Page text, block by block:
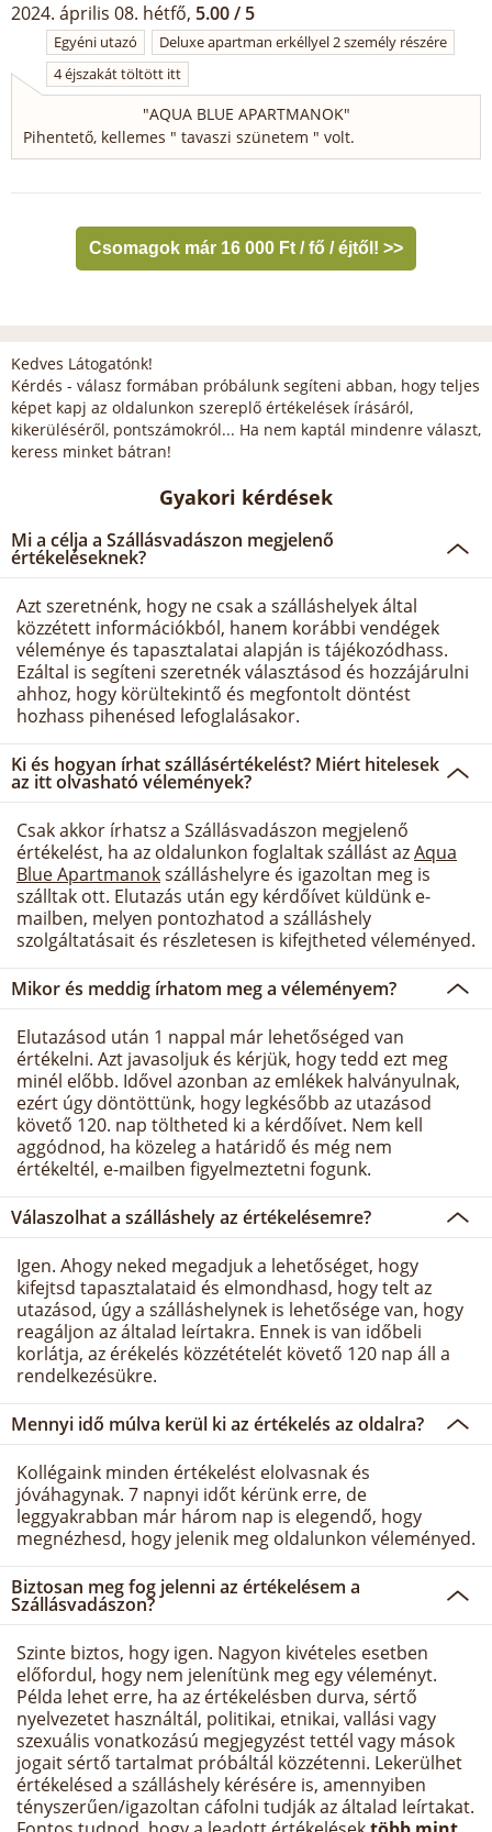
2024. április 08. hétfő, 5.00 / 5
Egyéni utazó
Deluxe apartman erkéllyel 2 személy részére
4 éjszakát töltött itt
"AQUA BLUE APARTMANOK"
Pihentető, kellemes " tavaszi szünetem " volt.
Csomagok már 16 000 Ft / fő / éjtől! >>
Kedves Látogatónk!
Kérdés - válasz formában próbálunk segíteni abban, hogy teljes
képet kapj az oldalunkon szereplő értékelések írásáról,
kikerüléséről, pontszámokról... Ha nem kaptál mindenre választ,
keress minket bátran!
Gyakori kérdések
Mi a célja a Szállásvadászon megjelenő
értékeléseknek?
Azt szeretnénk, hogy ne csak a szálláshelyek által
közzétett információkból, hanem korábbi vendégek
véleménye és tapasztalatai alapján is tájékozódhass.
Ezáltal is segíteni szeretnék választásod és hozzájárulni
ahhoz, hogy körültekintő és megfontolt döntést
hozhass pihenésed lefoglalásakor.
Ki és hogyan írhat szállásértékelést? Miért hitelesek
az itt olvasható vélemények?
Csak akkor írhatsz a Szállásvadászon megjelenő
értékelést, ha az oldalunkon foglaltak szállást azAqua
Blue Apartmanokszálláshelyre és igazoltan meg is
szálltak ott. Elutazás után egy kérdőívet küldünk e-
mailben, melyen pontozhatod a szálláshely
szolgáltatásait és részletesen is kifejtheted véleményed.
Mikor és meddig írhatom meg a véleményem?
Elutazásod után 1 nappal már lehetőséged van
értékelni. Azt javasoljuk és kérjük, hogy tedd ezt meg
minél előbb. Idővel azonban az emlékek halványulnak,
ezért úgy döntöttünk, hogy legkésőbb az utazásod
követő 120. nap töltheted ki a kérdőívet. Nem kell
aggódnod, ha közeleg a határidő és még nem
értékeltél, e-mailben figyelmeztetni fogunk.
Válaszolhat a szálláshely az értékelésemre?
Igen. Ahogy neked megadjuk a lehetőséget, hogy
kifejtsd tapasztalataid és elmondhasd, hogy telt az
utazásod, úgy a szálláshelynek is lehetősége van, hogy
reagáljon az általad leírtakra. Ennek is van időbeli
korlátja, az érékelés közzétételét követő 120 nap áll a
rendelkezésükre.
Mennyi idő múlva kerül ki az értékelés az oldalra?
Kollégaink minden értékelést elolvasnak és
jóváhagynak. 7 napnyi időt kérünk erre, de
leggyakrabban már három nap is elegendő, hogy
megnézhesd, hogy jelenik meg oldalunkon véleményed.
Biztosan meg fog jelenni az értékelésem a
Szállásvadászon?
Szinte biztos, hogy igen. Nagyon kivételes esetben
előfordul, hogy nem jelenítünk meg egy véleményt.
Példa lehet erre, ha az értékelésben durva, sértő
nyelvezetet használtál, politikai, etnikai, vallási vagy
szexuális vonatkozású megjegyzést tettél vagy mások
jogait sértő tartalmat próbáltál közzétenni. Lekerülhet
értékelésed a szálláshely kérésére is, amennyiben
tényszerűen/igazoltan cáfolni tudják az általad leírtakat.